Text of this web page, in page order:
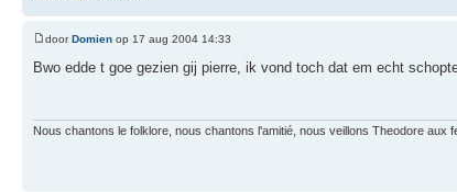
door Domien op 17 aug 2004 14:33
Bwo edde t goe gezien gij pierre, ik vond toch dat em echt
Nous chantons le folklore, nous chantons l'amitié, nous veillons Theodore aux